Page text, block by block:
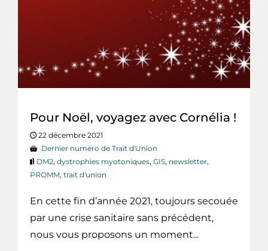
Pour Noël, voyagez avec Cornélia !
22 décembre 2021
Dernier numéro de Trait d'Union
DM2, dystrophies myotoniques, GIS, newsletter,
PROMM, trait d'union
En cette fin d’année 2021, toujours secouée
par une crise sanitaire sans précédent,
nous vous proposons un moment...